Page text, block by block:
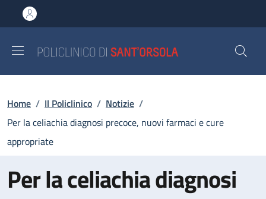
al contenuto principale
to footer content
Briciole di pane
Home / Il Policlinico / Notizie /
Per la celiachia diagnosi precoce, nuovi farmaci e cure
appropriate
Per la celiachia diagnosi